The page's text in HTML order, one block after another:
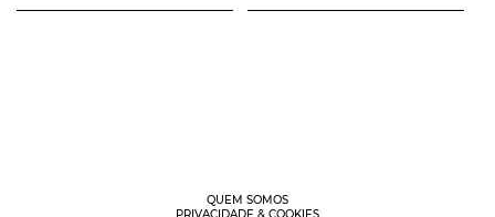
QUEM SOMOS
PRIVACIDADE & COOKIES